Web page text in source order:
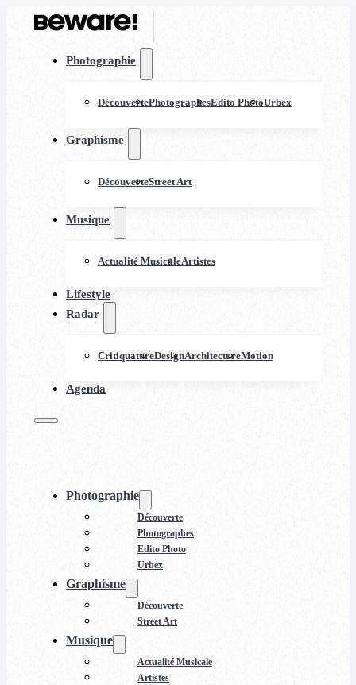
Photographie
DécouvertePhotographesEdito PhotoUrbex
Graphisme
DécouverteStreet Art
Musique
Actualité MusicaleArtistes
Lifestyle
Radar
CritiquatureDesignArchitectureMotion
Agenda
Photographie
Découverte
Photographes
Edito Photo
Urbex
Graphisme
Découverte
Street Art
Musique
Actualité Musicale
Artistes